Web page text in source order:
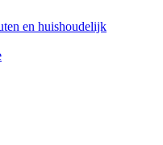
en huishoudelijk